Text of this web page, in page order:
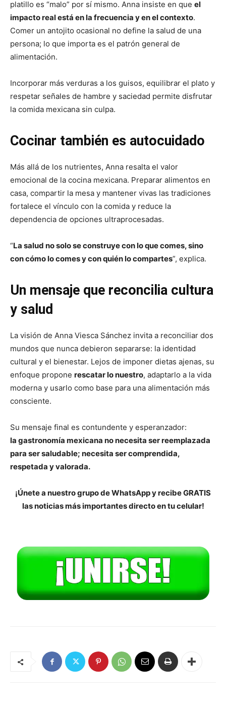
platillo es “malo” por sí mismo. Anna insiste en que el
impacto real está en la frecuencia y en el contexto.
Comer un antojito ocasional no define la salud de una
persona; lo que importa es el patrón general de
alimentación.
Incorporar más verduras a los guisos, equilibrar el plato y
respetar señales de hambre y saciedad permite disfrutar
la comida mexicana sin culpa.
Cocinar también es autocuidado
Más allá de los nutrientes, Anna resalta el valor
emocional de la cocina mexicana. Preparar alimentos en
casa, compartir la mesa y mantener vivas las tradiciones
fortalece el vínculo con la comida y reduce la
dependencia de opciones ultraprocesadas.
“La salud no solo se construye con lo que comes, sino
con cómo lo comes y con quién lo compartes”, explica.
Un mensaje que reconcilia cultura
y salud
La visión de Anna Viesca Sánchez invita a reconciliar dos
mundos que nunca debieron separarse: la identidad
cultural y el bienestar. Lejos de imponer dietas ajenas, su
enfoque propone rescatar lo nuestro, adaptarlo a la vida
moderna y usarlo como base para una alimentación más
consciente.
Su mensaje final es contundente y esperanzador:
la gastronomía mexicana no necesita ser reemplazada
para ser saludable; necesita ser comprendida,
respetada y valorada.
¡Únete a nuestro grupo de WhatsApp y recibe GRATIS
las noticias más importantes directo en tu celular!